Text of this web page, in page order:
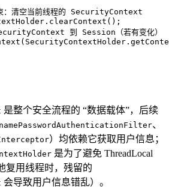
清空当前线程的 SecurityContext
到 Session（若有变化）
是整个安全流程的 “数据载体”，后续
、
）均依赖它获取用户信息；
是为了避免 ThreadLocal
复用线程时，残留的
会导致用户信息错乱）。